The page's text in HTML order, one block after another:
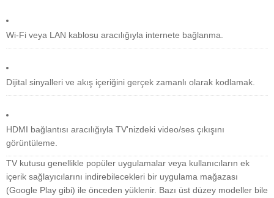
Wi-Fi veya LAN kablosu aracılığıyla internete bağlanma.
Dijital sinyalleri ve akış içeriğini gerçek zamanlı olarak kodlamak.
HDMI bağlantısı aracılığıyla TV'nizdeki video/ses çıkışını
görüntüleme.
TV kutusu genellikle popüler uygulamalar veya kullanıcıların ek
içerik sağlayıcılarını indirebilecekleri bir uygulama mağazası
(Google Play gibi) ile önceden yüklenir. Bazı üst düzey modeller bile